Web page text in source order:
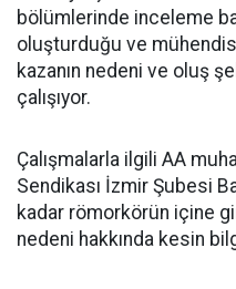
bölümlerinde inceleme
oluşturduğu ve
kazanın nedeni ve oluş
çalışıyor.
Çalışmalarla ilgili AA
Sendikası İzmir Şubesi
kadar römorkörün içine
nedeni hakkında kesin